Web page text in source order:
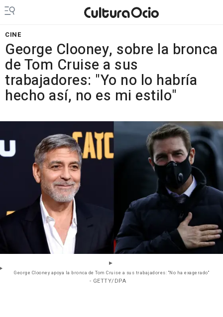
CINE
George Clooney, sobre la bronca
de Tom Cruise a sus
trabajadores: "Yo no lo habría
hecho así, no es mi estilo"
George Clooney apoya la bronca de Tom Cruise a sus trabajadores: "No ha exagerado"
- GETTY/DPA